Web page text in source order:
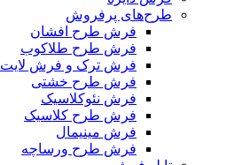
طرح‌های پرفروش
فرش طرح افشان
فرش طرح طلاکوب
فرش ترک و فرش لایت
فرش طرح خشتی
فرش نئوکلاسیک
فرش طرح کلاسیک
فرش مینیمال
فرش طرح ورساچه